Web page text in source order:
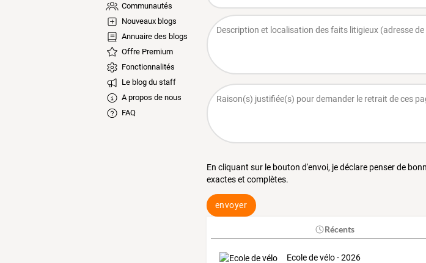
Communautés
Nouveaux blogs
Annuaire des blogs
Offre Premium
Fonctionnalités
Le blog du staff
A propos de nous
FAQ
En cliquant sur le bouton d'envoi, je déclare penser de
exactes et complètes.
envoyer
Récents
Ecole de vélo - 2026